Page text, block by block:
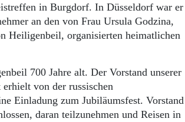
in Burgdorf. In Düsseldorf war er
an den von Frau Ursula Godzina,
Heiligenbeil, organisierten heimatlichen
700 Jahre alt. Der Vorstand unserer
von der russischen
Einladung zum Jubiläumsfest. Vorstand
daran teilzunehmen und Reisen in